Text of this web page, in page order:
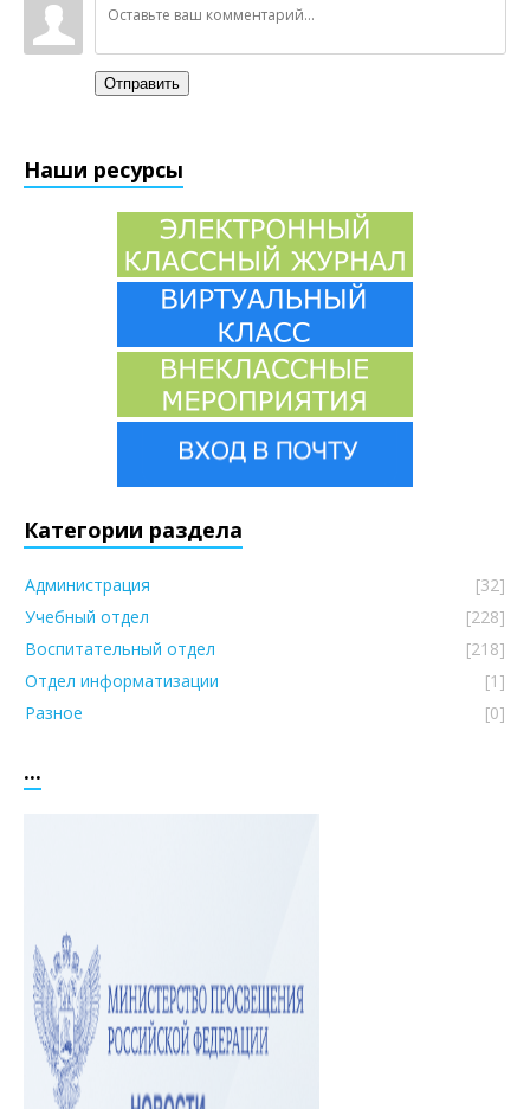
Отправить
Наши ресурсы
Категории раздела
Администрация
[32]
Учебный отдел
[228]
Воспитательный отдел
[218]
Отдел информатизации
[1]
Разное
[0]
...